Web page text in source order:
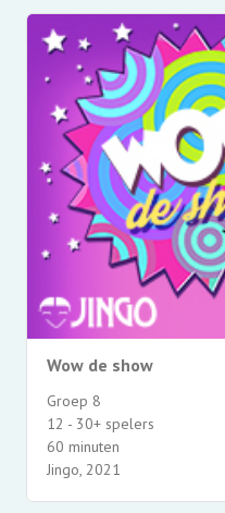
Wow de show
Groep 8
12 - 30+ spelers
60 minuten
Jingo, 2021